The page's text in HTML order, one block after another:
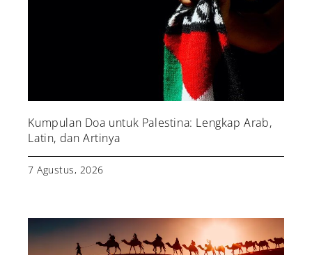
Kumpulan Doa untuk Palestina: Lengkap Arab,
Latin, dan Artinya
7 Agustus, 2026